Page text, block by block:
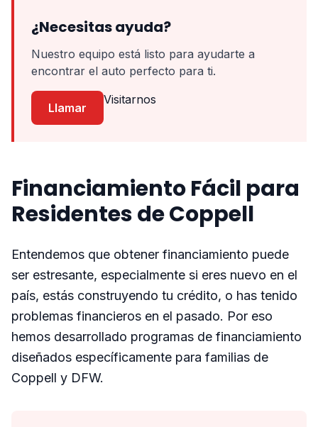
¿Necesitas ayuda?
Nuestro equipo está listo para ayudarte a
encontrar el auto perfecto para ti.
Llamar
Visitarnos
Financiamiento Fácil para
Residentes de Coppell
Entendemos que obtener financiamiento puede
ser estresante, especialmente si eres nuevo en el
país, estás construyendo tu crédito, o has tenido
problemas financieros en el pasado. Por eso
hemos desarrollado programas de financiamiento
diseñados específicamente para familias de
Coppell y DFW.